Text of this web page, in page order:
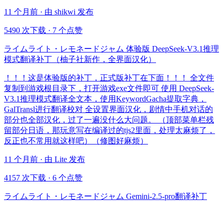
11 个月前 · 由 shikwi 发布
5490 次下载 · 7 个点赞
ライムライト・レモネードジャム 体验版 DeepSeek-V3.1推理
模式翻译补丁（柚子社新作，全界面汉化）
！！！这是体验版的补丁，正式版补丁在下面！！！ 全文件
复制到游戏根目录下，打开游戏exe文件即可 使用 DeepSeek-
V3.1推理模式翻译全文本，使用KeywordGacha提取字典，
GalTransl进行翻译校对 全设置界面汉化，剧情中手机对话的
部分也全部汉化，过了一遍没什么大问题。 （顶部菜单栏残
留部分日语，那玩意写在编译过的tjs2里面，处理太麻烦了，
反正也不常用就这样吧）（修图好麻烦）
11 个月前 · 由 Lite 发布
4157 次下载 · 6 个点赞
ライムライト・レモネードジャム Gemini-2.5-pro翻译补丁